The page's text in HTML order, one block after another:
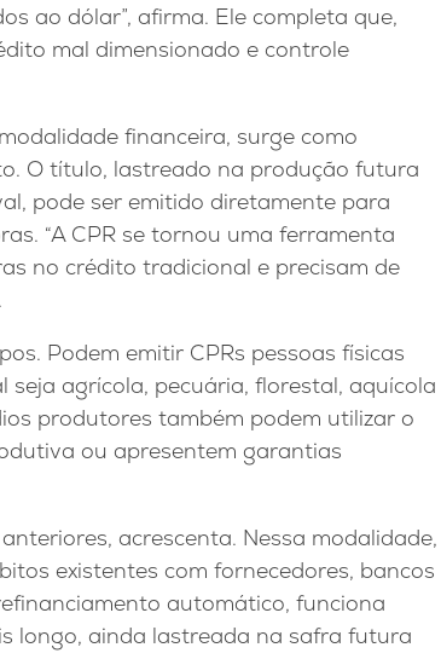
ao dólar”, afirma. Ele completa que,
mal dimensionado e controle
financeira, surge como
O título, lastreado na produção futura
pode ser emitido diretamente para
“A CPR se tornou uma ferramenta
no crédito tradicional e precisam de
Podem emitir CPRs pessoas físicas
agrícola, pecuária, florestal, aquícola
produtores também podem utilizar o
ou apresentem garantias
acrescenta. Nessa modalidade,
existentes com fornecedores, bancos
automático, funciona
longo, ainda lastreada na safra futura